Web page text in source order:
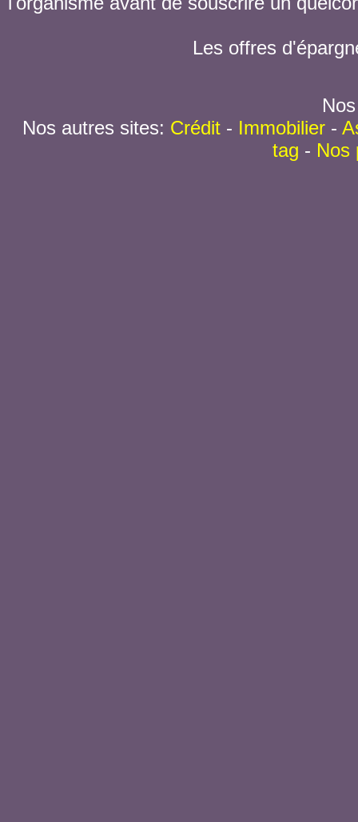
Les offres
Nos autres sites: Crédit- Immobilier-
tag - Nos